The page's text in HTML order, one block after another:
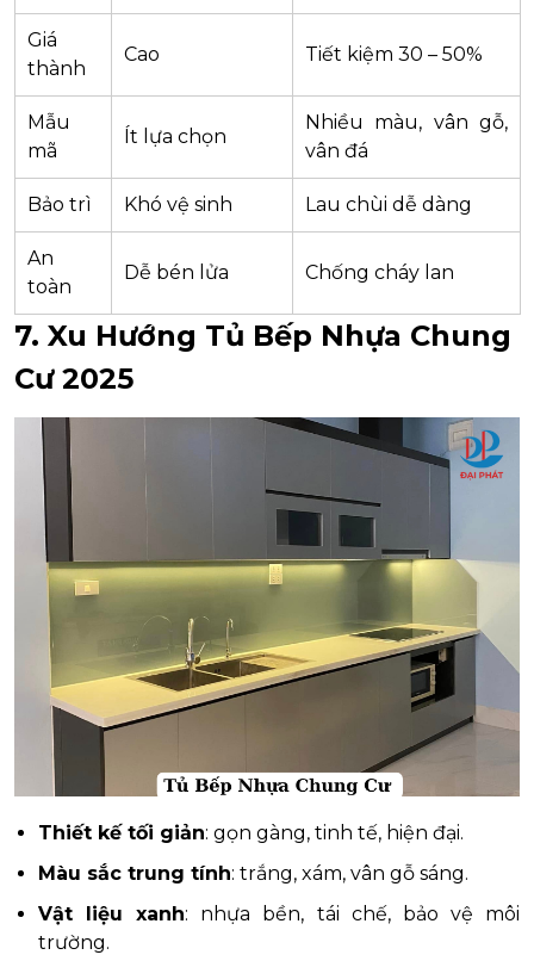
Giá
thành
Cao Tiết kiệm 30 – 50%
Mẫu
mã
Ít lựa chọn
Nhiều màu, vân gỗ,
vân đá
Bảo trì Khó vệ sinh Lau chùi dễ dàng
An
toàn
Dễ bén lửa Chống cháy lan
7. Xu Hướng Tủ Bếp Nhựa Chung
Cư 2025
Thiết kế tối giản: gọn gàng, tinh tế, hiện đại.
Màu sắc trung tính: trắng, xám, vân gỗ sáng.
Vật liệu xanh: nhựa bền, tái chế, bảo vệ môi
trường.